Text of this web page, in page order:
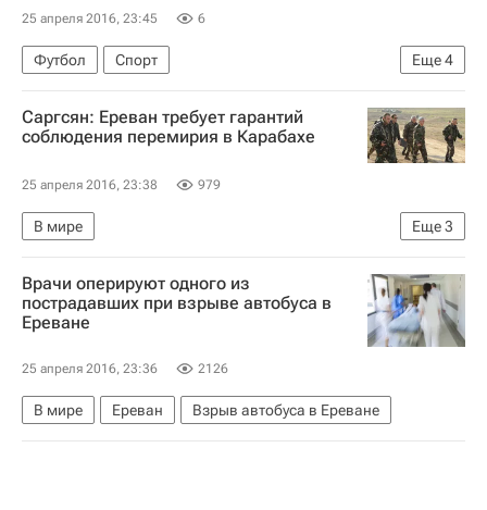
25 апреля 2016, 23:45 6
Еще4
Футбол
Спорт
Чемпионат Испании по футболу
Сельта
Гранада
Яго Аспас
Саргсян: Ереван требует гарантий
соблюдения перемирия в Карабахе
25 апреля 2016, 23:38 979
Еще3
В мире
Ситуация в зоне карабахского конфликта
Нагорно-Карабахская Республика
Врачи оперируют одного из
пострадавших при взрыве автобуса в
Ереване
25 апреля 2016, 23:36 2126
В мире Ереван Взрыв автобуса в Ереване